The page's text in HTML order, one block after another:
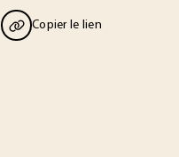
Copier le lien